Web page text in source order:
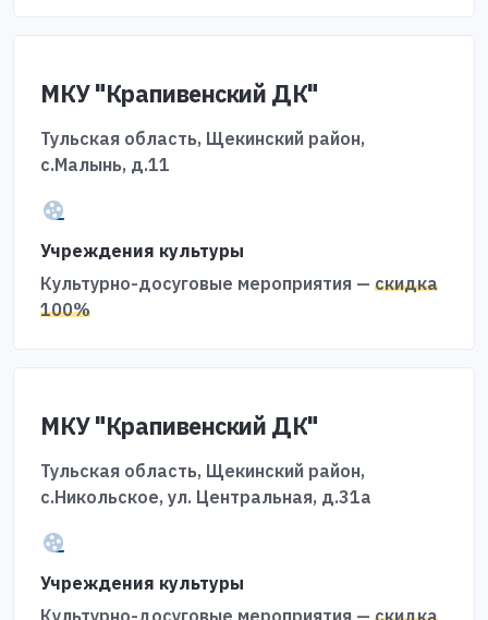
МКУ "Крапивенский ДК"
Тульская область, Щекинский район,
с.Малынь, д.11
Учреждения культуры
Культурно-досуговые мероприятия — скидка
100%
МКУ "Крапивенский ДК"
Тульская область, Щекинский район,
с.Никольское, ул. Центральная, д.31а
Учреждения культуры
Культурно-досуговые мероприятия — скидка